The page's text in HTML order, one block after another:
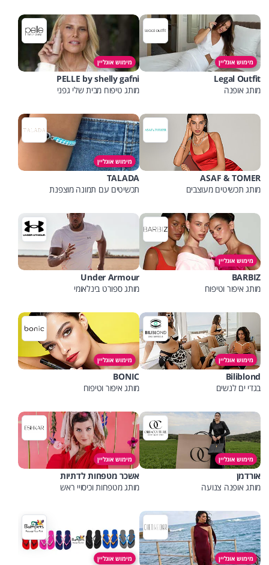
מימוש אונליין
Legal Outfit
מותג אופנה
מימוש אונליין
PELLE by shelly gafni
מותג טיפוח מבית שלי גפני
ASAF & TOMER
מותג תכשיטים מעוצבים
מימוש אונליין
TALADA
תכשיטים עם תמונה מוצפנת
מימוש אונליין
BARBIZ
מותג איפור וטיפוח
Under Armour
מותג ספורט בינלאומי
מימוש אונליין
Biliblond
בגדי ים לנשים
מימוש אונליין
BONIC
מותג איפור וטיפוח
מימוש אונליין
אורדמן
מותג אופנה צנועה
מימוש אונליין
אשכר מטפחות לדתיות
מותג מטפחות וכיסויי ראש
מימוש אונליין מימוש אונליין